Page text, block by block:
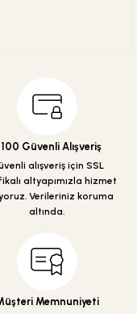
Güvenli Alışveriş
alışveriş için SSL
altyapımızla hizmet
Verileriniz koruma
altında.
Memnuniyeti